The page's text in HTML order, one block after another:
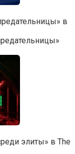
в
элиты» в The